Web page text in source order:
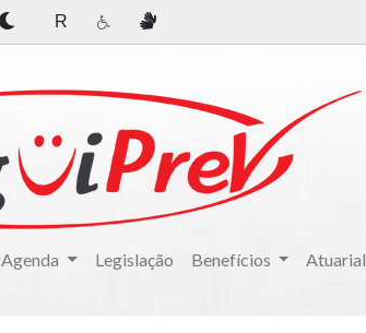
R
Agenda Legislação Benefícios Atuarial